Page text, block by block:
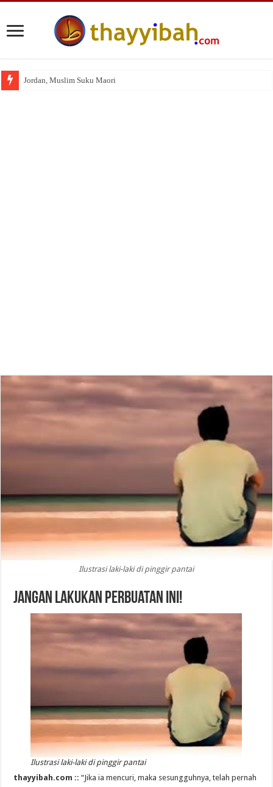
Jordan, Muslim Suku Maori
Ilustrasi laki-laki di pinggir pantai
Jangan Lakukan Perbuatan Ini!
Ilustrasi laki-laki di pinggir pantai
thayyibah.com ::“Jika ia mencuri, maka sesungguhnya, telah pernah